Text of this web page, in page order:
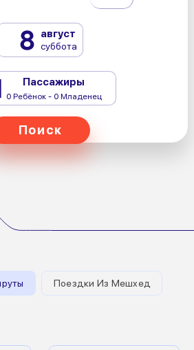
8 август
суббота
Пассажиры
0 Ребёнок - 0 Младенец
Поиск
Поездки Из Мешхед